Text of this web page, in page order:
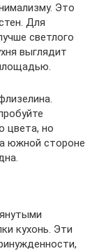
Это
Для
светлого
выглядит
цвета, но
южной стороне
кухонь. Эти